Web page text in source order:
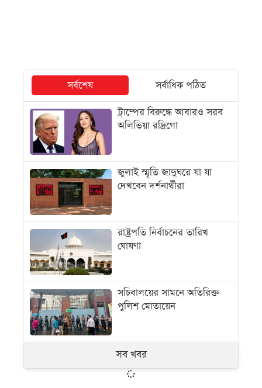
সর্বশেষ
সর্বাধিক পঠিত
ট্রাম্পের বিরুদ্ধে আবারও সরব
অলিভিয়া রদ্রিগো
জুলাই স্মৃতি জাদুঘরে যা যা
দেখবেন দর্শনার্থীরা
রাষ্ট্রপতি নির্বাচনের তারিখ
ঘোষণা
সচিবালয়ের সামনে অতিরিক্ত
পুলিশ মোতায়েন
সব খবর